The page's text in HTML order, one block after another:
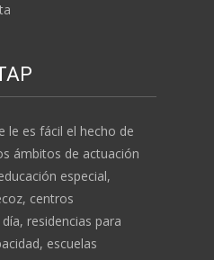
le es fácil el hecho de
ámbitos de actuación
especial,
centros
residencias para
escuelas